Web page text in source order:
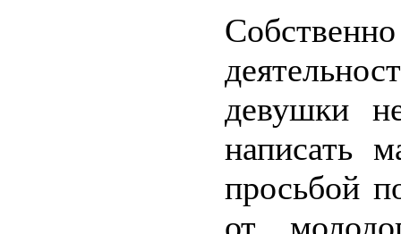
девушки
написать
просьбой